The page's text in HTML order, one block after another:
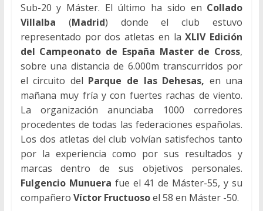
Sub-20 y Máster. El último ha sido en Collado
Villalba (Madrid) donde el club estuvo
representado por dos atletas en laXLIV Edición
del Campeonato de España Master de Cross,
sobre una distancia de 6.000m transcurridos por
el circuito del Parque de las Dehesas, en una
mañana muy fría y con fuertes rachas de viento.
La organización anunciaba 1000 corredores
procedentes de todas las federaciones españolas.
Los dos atletas del club volvían satisfechos tanto
por la experiencia como por sus resultados y
marcas dentro de sus objetivos personales.
Fulgencio Munuera fue el 41 de Máster-55, y su
compañero Víctor Fructuosoel 58 en Máster -50.